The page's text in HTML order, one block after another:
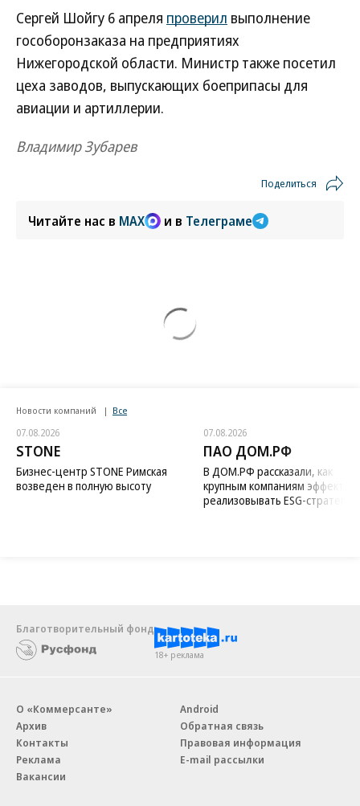
Сергей Шойгу 6 апреля проверил выполнение
гособоронзаказа на предприятиях
Нижегородской области. Министр также посетил
цеха заводов, выпускающих боеприпасы для
авиации и артиллерии.
Владимир Зубарев
Поделиться
Читайте нас в MAX и в Телеграме
Новости компаний Все
07.08.2026
STONE
Бизнес-центр STONE Римская
возведен в полную высоту
07.08.2026
ПАО ДОМ.РФ
В ДОМ.РФ рассказали, как
крупным компаниям
реализовывать ESG-стратегию
Благотворительный фонд
18+ реклама
О «Коммерсанте»
Архив
Контакты
Реклама
Вакансии
Android
Обратная связь
Правовая информация
E-mail рассылки